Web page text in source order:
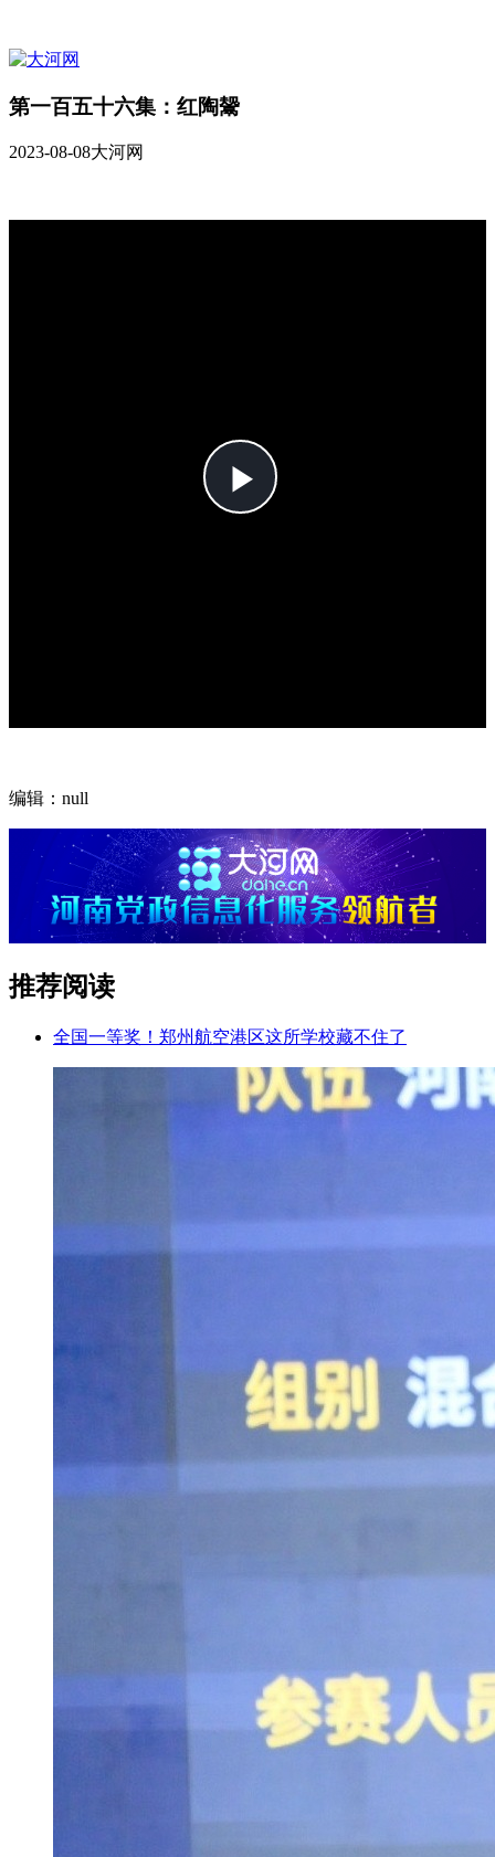
第一百五十六集：红陶鬶
2023-08-08大河网
编辑：null
推荐阅读
全国一等奖！郑州航空港区这所学校藏不住了